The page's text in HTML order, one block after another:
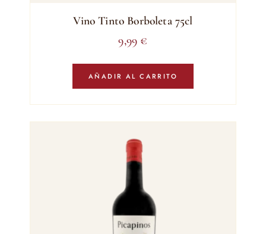
Vino Tinto Borboleta 75cl
9,99 €
AÑADIR AL CARRITO